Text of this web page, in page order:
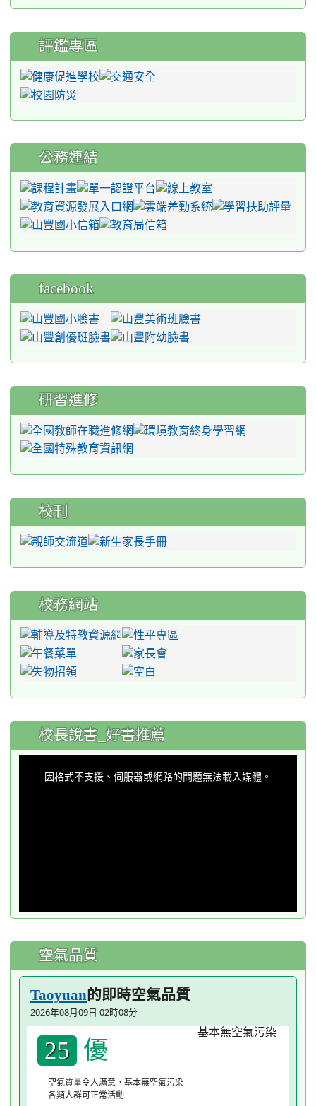
評鑑專區
公務連結
facebook
研習進修
校刊
校務網站
:::
校長說書_好書推薦
因格式不支援、伺服器或網路的問題無法載入媒體。
空氣品質
Taoyuan的即時空氣品質
2026年08月09日 02時08分
25 優
空氣質量令人滿意，基本無空氣污染
各類人群可正常活動